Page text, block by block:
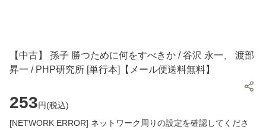
【中古】 孫子 勝つために何をすべきか / 谷沢 永一、 渡部
昇一 / PHP研究所 [単行本]【メール便送料無料】
253円(税込)
[NETWORK ERROR] ネットワーク周りの設定を確認してくださ